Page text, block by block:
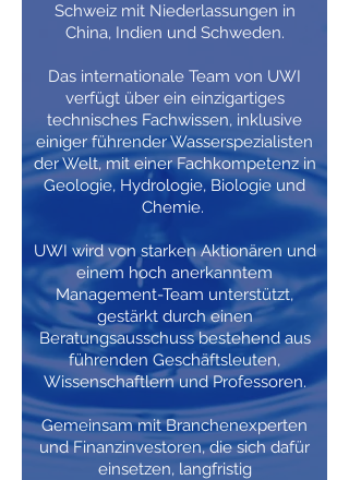
Schweiz mit Niederlassungen in
China, Indien und Schweden.
Das internationale Team von UWI
verfügt über ein einzigartiges
technisches Fachwissen, inklusive
einiger führender Wasserspezialisten
der Welt, mit einer Fachkompetenz in
Geologie, Hydrologie, Biologie und
Chemie.
UWI wird von starken Aktionären und
einem hoch anerkanntem
Management-Team unterstützt,
gestärkt durch einen
Beratungsausschuss bestehend aus
führenden Geschäftsleuten,
Wissenschaftlern und Professoren.
Gemeinsam mit Branchenexperten
und Finanzinvestoren, die sich dafür
einsetzen, langfristig